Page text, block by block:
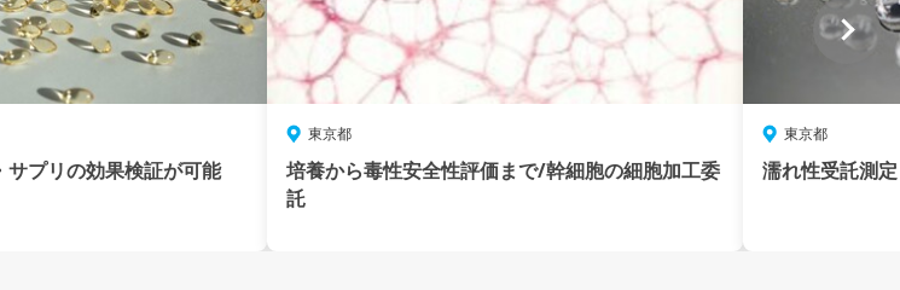
サプリの効果検証が可能
東京都
培養から毒性安全性評価まで/幹細胞の細胞加工委
託
東京都
濡れ性受託測定